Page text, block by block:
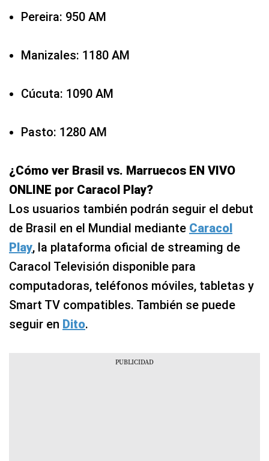
Pereira: 950 AM
Manizales: 1180 AM
Cúcuta: 1090 AM
Pasto: 1280 AM
¿Cómo ver Brasil vs. Marruecos EN VIVO
ONLINE por Caracol Play?
Los usuarios también podrán seguir el debut
de Brasil en el Mundial mediante Caracol
Play, la plataforma oficial de streaming de
Caracol Televisión disponible para
computadoras, teléfonos móviles, tabletas y
Smart TV compatibles. También se puede
seguir en Dito.